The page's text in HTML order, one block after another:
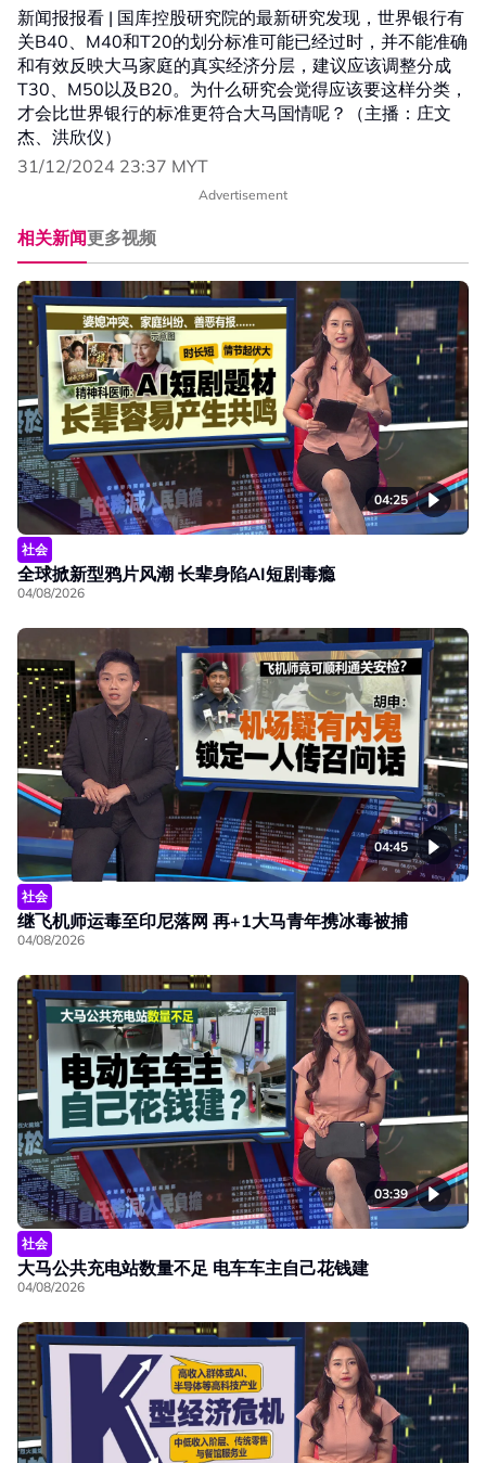
新闻报报看 | 国库控股研究院的最新研究发现，世界银行有
关B40、M40和T20的划分标准可能已经过时，并不能准确
和有效反映大马家庭的真实经济分层，建议应该调整分成
T30、M50以及B20。为什么研究会觉得应该要这样分类，
才会比世界银行的标准更符合大马国情呢？（主播：庄文
杰、洪欣仪）
31/12/2024 23:37 MYT
Advertisement
相关新闻更多视频
04:25
社会
全球掀新型鸦片风潮 长辈身陷AI短剧毒瘾
04/08/2026
04:45
社会
继飞机师运毒至印尼落网 再+1大马青年携冰毒被捕
04/08/2026
03:39
社会
大马公共充电站数量不足 电车车主自己花钱建
04/08/2026